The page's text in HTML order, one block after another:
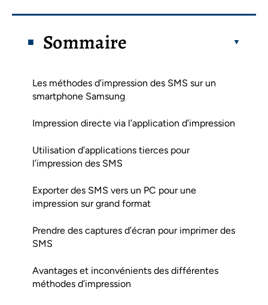
Sommaire
Les méthodes d’impression des SMS sur un
smartphone Samsung
Impression directe via l’application d’impression
Utilisation d’applications tierces pour
l’impression des SMS
Exporter des SMS vers un PC pour une
impression sur grand format
Prendre des captures d’écran pour imprimer des
SMS
Avantages et inconvénients des différentes
méthodes d’impression